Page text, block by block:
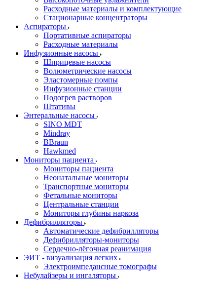
Расходные материалы и комплектующие
Стационарные концентраторы
Аспираторы
Портативные аспираторы
Расходные материалы
Инфузионные насосы
Шприцевые насосы
Волюметрические насосы
Эластомерные помпы
Инфузионные станции
Подогрев растворов
Штативы
Энтеральные насосы
SINO MDT
Mindray
BBraun
Hawkmed
Мониторы пациента
Мониторы пациента
Неонатальные мониторы
Транспортные мониторы
Фетальные мониторы
Центральные станции
Мониторы глубины наркоза
Дефибрилляторы
Автоматические дефибрилляторы
Дефибрилляторы-мониторы
Сердечно-лёгочная реанимация
ЭИТ - визуализация легких
Электроимпедансные томографы
Небулайзеры и ингаляторы